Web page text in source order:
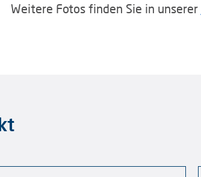
Weitere Fotos finden Sie in unserer